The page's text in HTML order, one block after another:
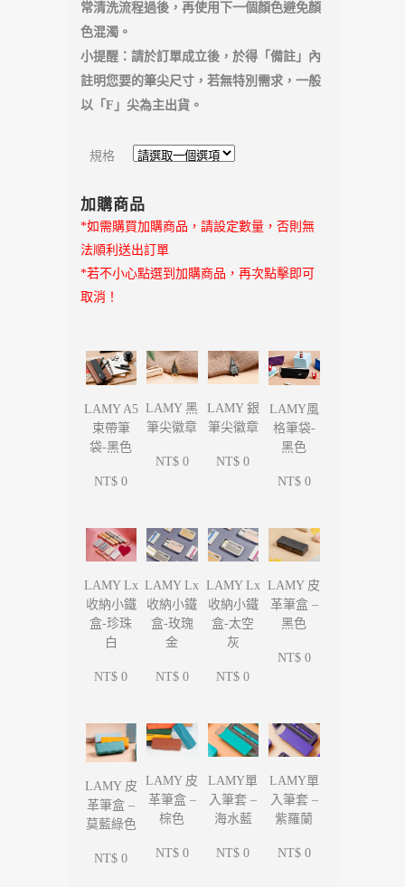
常清洗流程過後，再使用下一個顏色避免顏
色混濁。
小提醒：請於訂單成立後，於得「備註」內
註明您要的筆尖尺寸，若無特別需求，一般
以「F」尖為主出貨。
規格
加購商品
*如需購買加購商品，請設定數量，否則無
法順利送出訂單
*若不小心點選到加購商品，再次點擊即可
取消！
LAMY A5
束帶筆
袋-黑色
NT$ 0
LAMY 黑
筆尖徽章
NT$ 0
LAMY 銀
筆尖徽章
NT$ 0
LAMY風
格筆袋-
黑色
NT$ 0
LAMY Lx
收納小鐵
盒-珍珠
白
NT$ 0
LAMY Lx
收納小鐵
盒-玫瑰
金
NT$ 0
LAMY Lx
收納小鐵
盒-太空
灰
NT$ 0
LAMY 皮
革筆盒 –
黑色
NT$ 0
LAMY 皮
革筆盒 –
莫藍綠色
NT$ 0
LAMY 皮
革筆盒 –
棕色
NT$ 0
LAMY單
入筆套 –
海水藍
NT$ 0
LAMY單
入筆套 –
紫羅蘭
NT$ 0